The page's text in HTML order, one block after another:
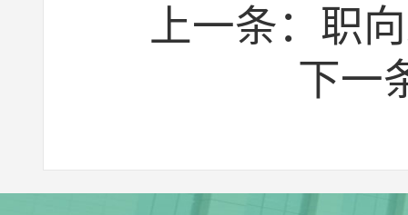
上一条： 职
下一